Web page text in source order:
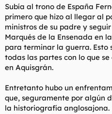
r
d
e
l
t
e
m
a
n
i
c
i
o
Subía al trono de España
primero que hizo al llegar al
ministros de su padre y
Marqués de la Ensenada en
para terminar la guerra. Esto
todas las partes con lo que
en Aquisgrán.
Entretanto hubo un
que, seguramente por algún
la historiografía anglosajona.